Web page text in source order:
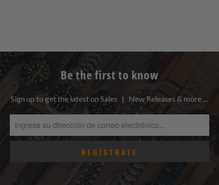
Be the first to know
Sign up to get the latest on Sales | New Releases & more …